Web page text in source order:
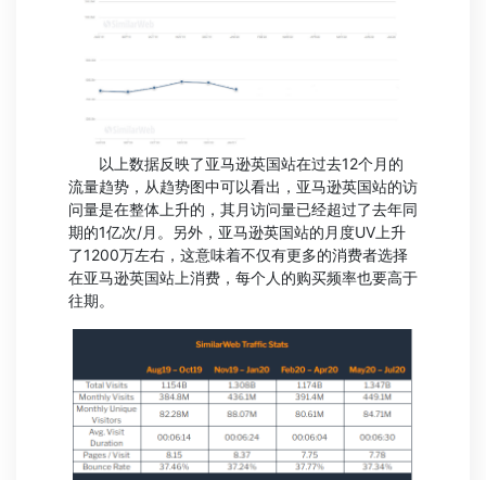
以上数据反映了亚马逊英国站在过去12个月的
流量趋势，从趋势图中可以看出，亚马逊英国站的访
问量是在整体上升的，其月访问量已经超过了去年同
期的1亿次/月。另外，亚马逊英国站的月度UV上升
了1200万左右，这意味着不仅有更多的消费者选择
在亚马逊英国站上消费，每个人的购买频率也要高于
往期。